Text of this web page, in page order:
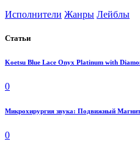
Исполнители Жанры Лейблы
Статьи
Koetsu Blue Lace Onyx Platinum with
0
Микрохирургия звука: Подвижный
0